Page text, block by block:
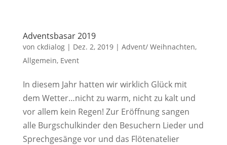
Adventsbasar 2019
von ckdialog| Dez. 2, 2019| Advent/ Weihnachten,
Allgemein, Event
In diesem Jahr hatten wir wirklich Glück mit
dem Wetter…nicht zu warm, nicht zu kalt und
vor allem kein Regen! Zur Eröffnung sangen
alle Burgschulkinder den Besuchern Lieder und
Sprechgesänge vor und das Flötenatelier